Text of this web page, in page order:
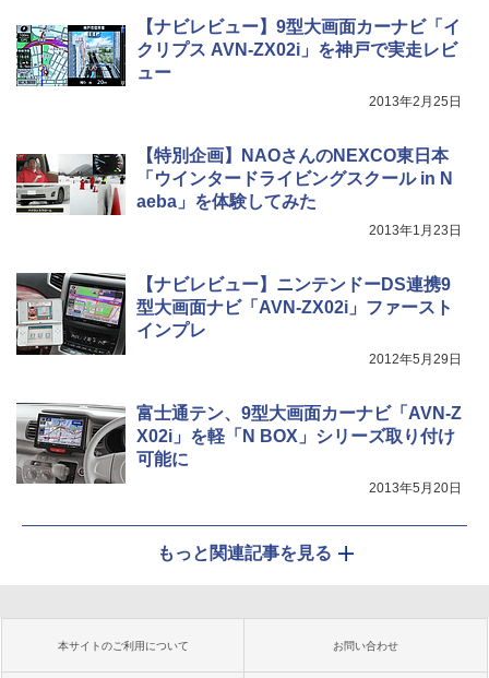
【ナビレビュー】9型大画面カーナビ「イ
クリプス AVN-ZX02i」を神戸で実走レビ
ュー
2013年2月25日
【特別企画】NAOさんのNEXCO東日本
「ウインタードライビングスクール in N
aeba」を体験してみた
2013年1月23日
【ナビレビュー】ニンテンドーDS連携9
型大画面ナビ「AVN-ZX02i」ファースト
インプレ
2012年5月29日
富士通テン、9型大画面カーナビ「AVN-Z
X02i」を軽「N BOX」シリーズ取り付け
可能に
2013年5月20日
もっと関連記事を見る
本サイトのご利用について お問い合わせ